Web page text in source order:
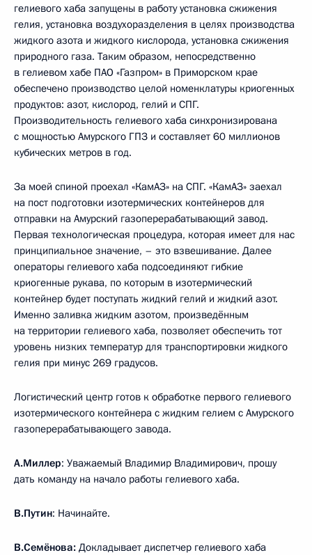
гелиевого хаба запущены в работу установка сжижения
гелия, установка воздухоразделения в целях производства
жидкого азота и жидкого кислорода, установка сжижения
природного газа. Таким образом, непосредственно
в гелиевом хабе ПАО «Газпром» в Приморском крае
обеспечено производство целой номенклатуры криогенных
продуктов: азот, кислород, гелий и СПГ.
Производительность гелиевого хаба синхронизирована
с мощностью Амурского ГПЗ и составляет 60 миллионов
кубических метров в год.
За моей спиной проехал «КамАЗ» на СПГ. «КамАЗ» заехал
на пост подготовки изотермических контейнеров для
отправки на Амурский газоперерабатывающий завод.
Первая технологическая процедура, которая имеет для нас
принципиальное значение, – это взвешивание. Далее
операторы гелиевого хаба подсоединяют гибкие
криогенные рукава, по которым в изотермический
контейнер будет поступать жидкий гелий и жидкий азот.
Именно заливка жидким азотом, произведённым
на территории гелиевого хаба, позволяет обеспечить тот
уровень низких температур для транспортировки жидкого
гелия при минус 269 градусов.
Логистический центр готов к обработке первого гелиевого
изотермического контейнера с жидким гелием с Амурского
газоперерабатывающего завода.
А.Миллер: Уважаемый Владимир Владимирович, прошу
дать команду на начало работы гелиевого хаба.
В.Путин: Начинайте.
В.Семёнова: Докладывает диспетчер гелиевого хаба